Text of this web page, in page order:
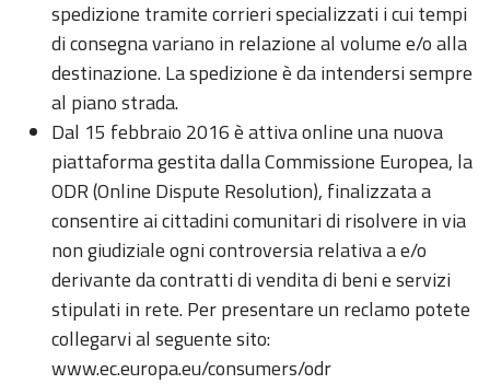
spedizione tramite corrieri specializzati i cui tempi
di consegna variano in relazione al volume e/o alla
destinazione. La spedizione è da intendersi sempre
al piano strada.
Dal 15 febbraio 2016 è attiva online una nuova
piattaforma gestita dalla Commissione Europea, la
ODR (Online Dispute Resolution), finalizzata a
consentire ai cittadini comunitari di risolvere in via
non giudiziale ogni controversia relativa a e/o
derivante da contratti di vendita di beni e servizi
stipulati in rete. Per presentare un reclamo potete
collegarvi al seguente sito:
www.ec.europa.eu/consumers/odr